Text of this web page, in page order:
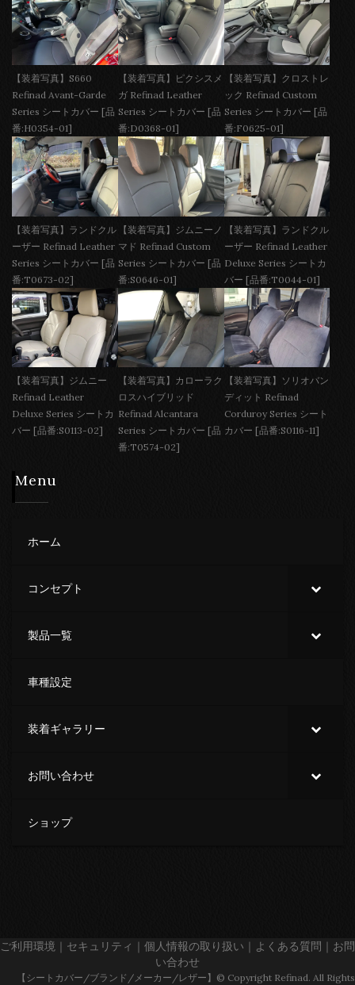
【装着写真】S660
Refinad Avant-Garde
Series シートカバー [品
番:H0354-01]
【装着写真】ピクシスメ
ガ Refinad Leather
Series シートカバー [品
番:D0368-01]
【装着写真】クロストレ
ック Refinad Custom
Series シートカバー [品
番:F0625-01]
【装着写真】ランドクル
ーザー Refinad Leather
Series シートカバー [品
番:T0673-02]
【装着写真】ジムニーノ
マド Refinad Custom
Series シートカバー [品
番:S0646-01]
【装着写真】ランドクル
ーザー Refinad Leather
Deluxe Series シートカ
バー [品番:T0044-01]
【装着写真】ジムニー
Refinad Leather
Deluxe Series シートカ
バー [品番:S0113-02]
【装着写真】カローラク
ロスハイブリッド
Refinad Alcantara
Series シートカバー [品
番:T0574-02]
【装着写真】ソリオバン
ディット Refinad
Corduroy Series シート
カバー [品番:S0116-11]
Menu
ホーム
コンセプト
製品一覧
車種設定
装着ギャラリー
お問い合わせ
ショップ
ご利用環境 ｜ セキュリティ ｜ 個人情報の取り扱い ｜ よくある質問 ｜ お問
い合わせ
【シートカバー/ブランド/メーカー/レザー】© Copyright Refinad. All Rights